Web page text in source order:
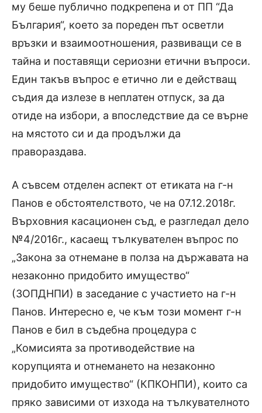
му беше публично подкрепена и от ПП “Да
България“, което за пореден път осветли
връзки и взаимоотношения, развиващи се в
тайна и поставящи сериозни етични въпроси.
Един такъв въпрос е етично ли е действащ
съдия да излезе в неплатен отпуск, за да
отиде на избори, а впоследствие да се върне
на мястото си и да продължи да
правораздава.
А съвсем отделен аспект от етиката на г-н
Панов е обстоятелството, че на 07.12.2018г.
Върховния касационен съд, е разгледал дело
№4/2016г., касаещ тълкувателен въпрос по
„Закона за отнемане в полза на държавата на
незаконно придобито имущество“
(ЗОПДНПИ) в заседание с участието на г-н
Панов. Интересно е, че към този момент г-н
Панов е бил в съдебна процедура с
„Комисията за противодействие на
корупцията и отнемането на незаконно
придобито имущество“ (КПКОНПИ), които са
пряко зависими от изхода на тълкувателното